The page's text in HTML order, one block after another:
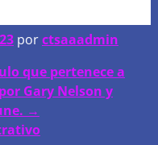
porctsaaadmin
que pertenece a
Gary Nelson y
→